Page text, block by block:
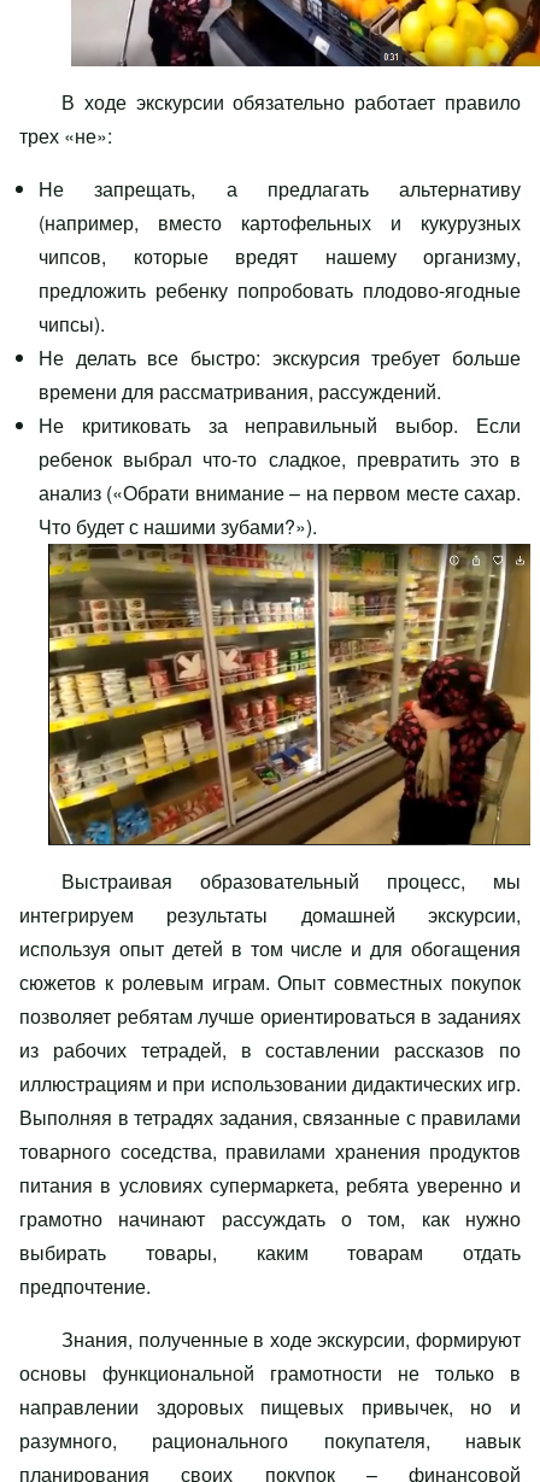
В ходе экскурсии обязательно работает правило
трех «не»:
Не запрещать, а предлагать альтернативу
(например, вместо картофельных и кукурузных
чипсов, которые вредят нашему организму,
предложить ребенку попробовать плодово-ягодные
чипсы).
Не делать все быстро: экскурсия требует больше
времени для рассматривания, рассуждений.
Не критиковать за неправильный выбор. Если
ребенок выбрал что-то сладкое, превратить это в
анализ («Обрати внимание – на первом месте сахар.
Что будет с нашими зубами?»).
Выстраивая образовательный процесс, мы
интегрируем результаты домашней экскурсии,
используя опыт детей в том числе и для обогащения
сюжетов к ролевым играм. Опыт совместных покупок
позволяет ребятам лучше ориентироваться в заданиях
из рабочих тетрадей, в составлении рассказов по
иллюстрациям и при использовании дидактических игр.
Выполняя в тетрадях задания, связанные с правилами
товарного соседства, правилами хранения продуктов
питания в условиях супермаркета, ребята уверенно и
грамотно начинают рассуждать о том, как нужно
выбирать товары, каким товарам отдать
предпочтение.
Знания, полученные в ходе экскурсии, формируют
основы функциональной грамотности не только в
направлении здоровых пищевых привычек, но и
разумного, рационального покупателя, навык
планирования своих покупок – финансовой